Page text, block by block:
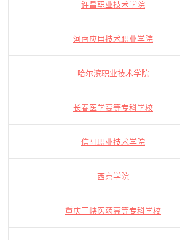
许昌职业技术学院
河南应用技术职业学院
哈尔滨职业技术学院
长春医学高等专科学校
信阳职业技术学院
西京学院
重庆三峡医药高等专科学校